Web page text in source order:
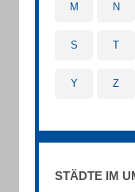
M N
S T
Y Z
STÄDTE IM